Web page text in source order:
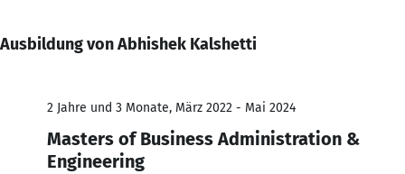
Ausbildung von Abhishek Kalshetti
2 Jahre und 3 Monate, März 2022 - Mai 2024
Masters of Business Administration &
Engineering